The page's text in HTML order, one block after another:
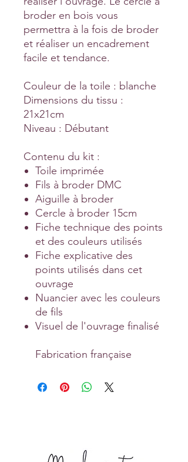
broder en bois vous
permettra à la fois de broder
et réaliser un encadrement
facile et tendance.
Couleur de la toile : blanche
Dimensions du tissu :
21x21cm
Niveau : Débutant
Contenu du kit :
Toile imprimée
Fils à broder DMC
Aiguille à broder
Cercle à broder 15cm
Fiche technique des points
et des couleurs utilisés
Fiche explicative des
points utilisés dans cet
ouvrage
Nuancier avec les couleurs
de fils
Visuel de l'ouvrage finalisé
Fabrication française